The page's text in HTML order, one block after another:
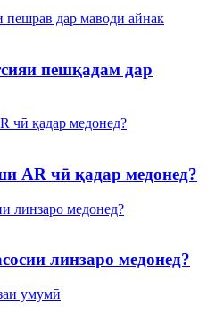
пешқадам дар
AR чӣ қадар медонед?
линзаро медонед?